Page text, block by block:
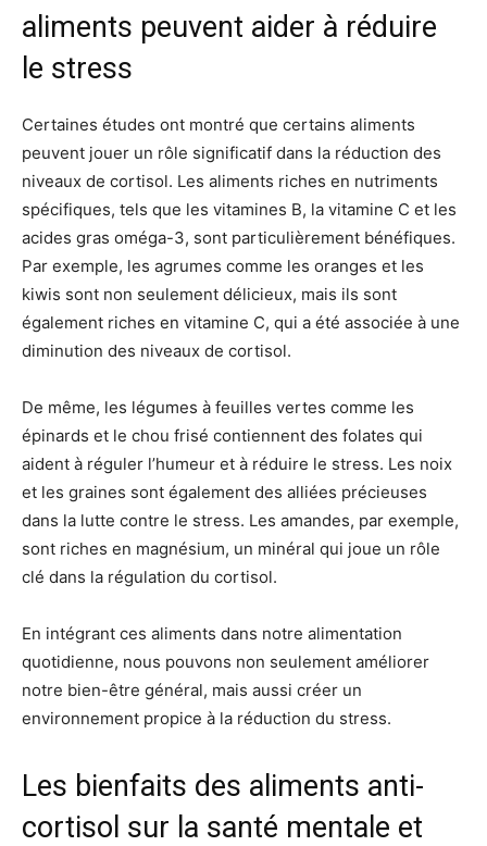
aliments peuvent aider à réduire
le stress
Certaines études ont montré que certains aliments
peuvent jouer un rôle significatif dans la réduction des
niveaux de cortisol. Les aliments riches en nutriments
spécifiques, tels que les vitamines B, la vitamine C et les
acides gras oméga-3, sont particulièrement bénéfiques.
Par exemple, les agrumes comme les oranges et les
kiwis sont non seulement délicieux, mais ils sont
également riches en vitamine C, qui a été associée à une
diminution des niveaux de cortisol.
De même, les légumes à feuilles vertes comme les
épinards et le chou frisé contiennent des folates qui
aident à réguler l’humeur et à réduire le stress. Les noix
et les graines sont également des alliées précieuses
dans la lutte contre le stress. Les amandes, par exemple,
sont riches en magnésium, un minéral qui joue un rôle
clé dans la régulation du cortisol.
En intégrant ces aliments dans notre alimentation
quotidienne, nous pouvons non seulement améliorer
notre bien-être général, mais aussi créer un
environnement propice à la réduction du stress.
Les bienfaits des aliments anti-
cortisol sur la santé mentale et